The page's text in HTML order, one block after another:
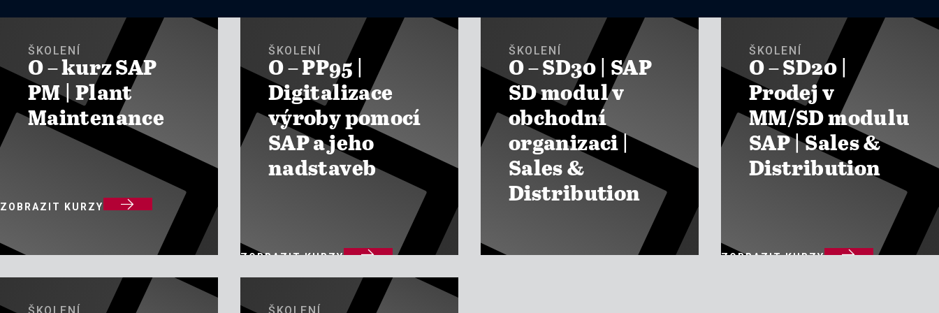
ŠKOLENÍ
O – kurz SAP
PM | Plant
Maintenance
ZOBRAZIT KURZY 
ŠKOLENÍ
O – PP95 |
Digitalizace
výroby pomocí
SAP a jeho
nadstaveb
ZOBRAZIT KURZY 
ŠKOLENÍ
O – SD30 | SAP
SD modul v
obchodní
organizaci |
Sales &
Distribution
ŠKOLENÍ
O – SD20 |
Prodej v
MM/SD modulu
SAP | Sales &
Distribution
ZOBRAZIT KURZY 
ŠKOLENÍ ŠKOLENÍ